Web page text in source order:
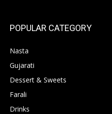
POPULAR CATEGORY
Nasta
Gujarati
Dessert & Sweets
Farali
Drinks